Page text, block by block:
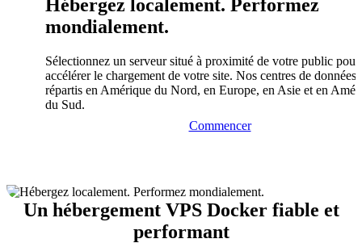
Hébergez localement. Performez
mondialement.
Sélectionnez un serveur situé à proximité de votre public pour
accélérer le chargement de votre site. Nos centres de données
répartis en Amérique du Nord, en Europe, en Asie et en
du Sud.
Commencer
Un hébergement VPS Docker fiable et
performant